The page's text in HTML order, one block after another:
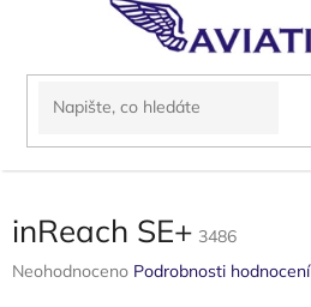
inReach SE+ 3486
Průměrné
Neohodnoceno Podrobnosti hodnocení